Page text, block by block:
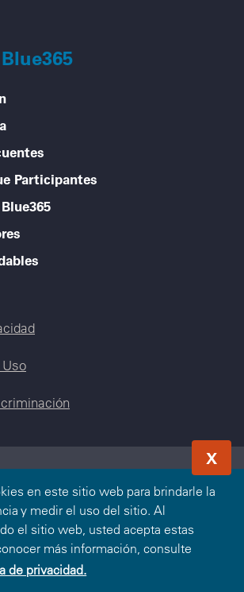
en este sitio web para brindarle la
y medir el uso del sitio. Al
el sitio web, usted acepta estas
más información, consulte
de privacidad.
X
Participantes
Cross and Blue Shield Association —
Reservados. El programa Blue365 es
por Blue Cross and Blue Shield
and Blue Shield Association es una
Blue Cross y/o Blue Shield